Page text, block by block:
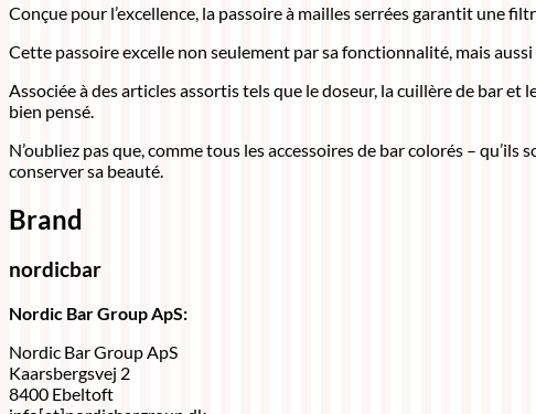
Conçue pour l’excellence, la passoire à mailles serrées garantit une
Cette passoire excelle non seulement par sa fonctionnalité, mais
Associée à des articles assortis tels que le doseur, la cuillère de bar
bien pensé.
N’oubliez pas que, comme tous les accessoires de bar colorés –
conserver sa beauté.
Brand
nordicbar
Nordic Bar Group ApS:
Nordic Bar Group ApS
Kaarsbergsvej 2
8400 Ebeltoft